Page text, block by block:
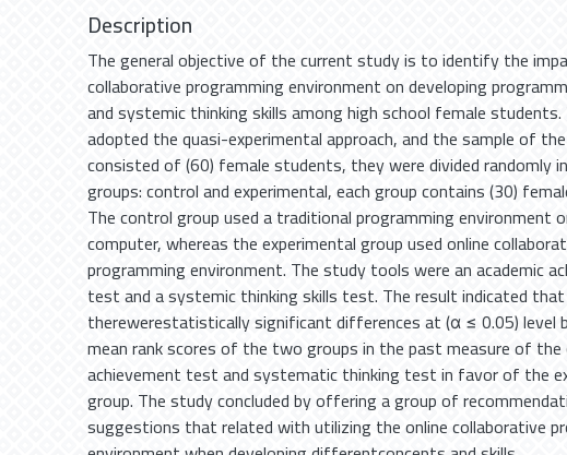
Description
The general objective of the current study is to identify the
collaborative programming environment on developing
and systemic thinking skills among high school female
adopted the quasi-experimental approach, and the sample of
consisted of (60) female students, they were divided randomly
groups: control and experimental, each group contains (30)
The control group used a traditional programming environment
computer, whereas the experimental group used online
programming environment. The study tools were an academic
test and a systemic thinking skills test. The result indicated that
there‌‌were‌‌statistically significant differences at (α ≤ 0.05) level
mean rank scores of the two groups in the past measure of
achievement test and systematic thinking test in favor of the
group. The study concluded by offering a group of
suggestions that related with utilizing the online collaborative